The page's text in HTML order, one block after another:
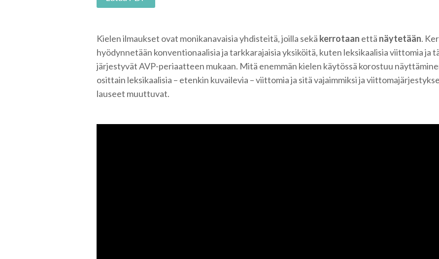
Kielen ilmaukset ovat monikanavaisia yhdisteitä, joilla sekä kerrotaan että näytetään.
hyödynnetään konventionaalisia ja tarkkarajaisia yksiköitä, kuten leksikaalisia viittomia ja
järjestyvät AVP-periaatteen mukaan. Mitä enemmän kielen käytössä korostuu
osittain leksikaalisia – etenkin kuvailevia – viittomia ja sitä vajaimmiksi ja
lauseet muuttuvat.